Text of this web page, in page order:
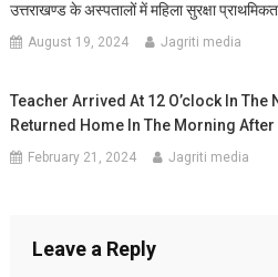
उत्तराखण्ड के अस्पतालों में महिला सुरक्षा
August 19, 2024 Jagriti media
Teacher Arrived At 12 O’clock In
Returned Home In The Morning
February 21, 2024 Jagriti media
Leave a Reply